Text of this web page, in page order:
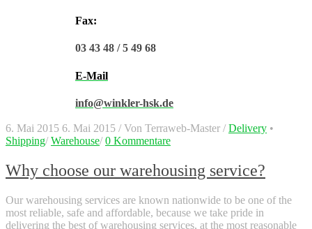
Fax:
03 43 48 / 5 49 68
E-Mail
info@winkler-hsk.de
6. Mai 2015 6. Mai 2015 / Von Terraweb-Master / Delivery •
Shipping/ Warehouse/ 0 Kommentare
Why choose our warehousing service?
Our warehousing services are known nationwide to be one of the
most reliable, safe and affordable, because we take pride in
delivering the best of warehousing services, at the most reasonable